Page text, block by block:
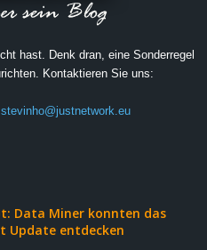
hast. Denk dran, eine Sonderregel
Kontaktieren Sie uns:
stevinho@justnetwork.eu
Data Miner konnten das
Update entdecken